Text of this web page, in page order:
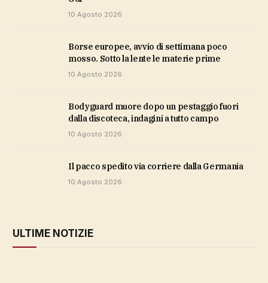
10 Agosto 2026
Borse europee, avvio di settimana poco
mosso. Sotto la lente le materie prime
10 Agosto 2026
Bodyguard muore dopo un pestaggio fuori
dalla discoteca, indagini a tutto campo
10 Agosto 2026
il pacco spedito via corriere dalla Germania
10 Agosto 2026
ULTIME NOTIZIE